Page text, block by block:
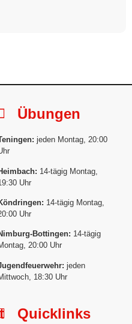
Übungen
jeden Montag, 20:00
14-tägig Montag,
Uhr
14-tägig Montag,
Uhr
Bottingen: 14-tägig
20:00 Uhr
jeden
18:30 Uhr
Quicklinks